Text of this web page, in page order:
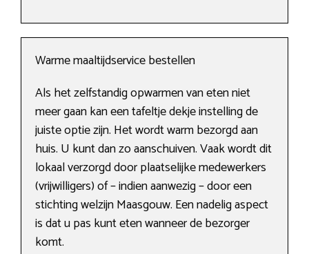
Warme maaltijdservice bestellen
Als het zelfstandig opwarmen van eten niet
meer gaan kan een tafeltje dekje instelling de
juiste optie zijn. Het wordt warm bezorgd aan
huis. U kunt dan zo aanschuiven. Vaak wordt dit
lokaal verzorgd door plaatselijke medewerkers
(vrijwilligers) of – indien aanwezig – door een
stichting welzijn Maasgouw. Een nadelig aspect
is dat u pas kunt eten wanneer de bezorger
komt.